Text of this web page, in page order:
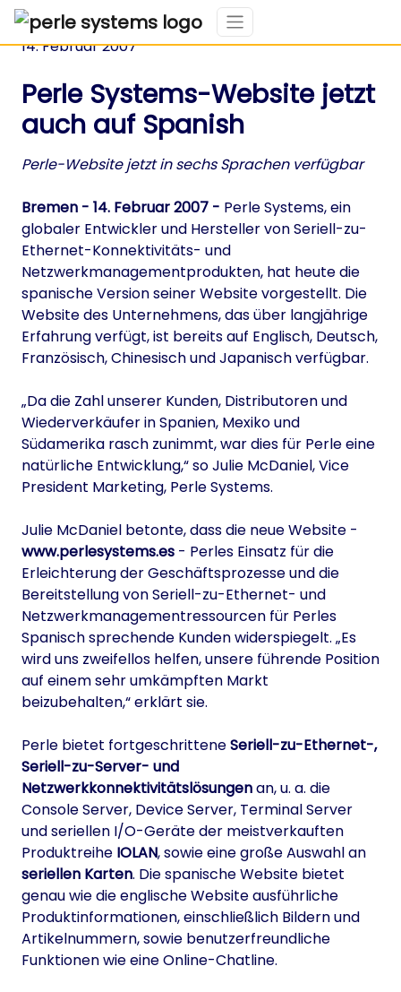
14. Februar 2007
Perle Systems-Website jetzt
auch auf Spanish
Perle-Website jetzt in sechs Sprachen verfügbar
Bremen - 14. Februar 2007 - Perle Systems, ein
globaler Entwickler und Hersteller von Seriell-zu-
Ethernet-Konnektivitäts- und
Netzwerkmanagementprodukten, hat heute die
spanische Version seiner Website vorgestellt. Die
Website des Unternehmens, das über langjährige
Erfahrung verfügt, ist bereits auf Englisch, Deutsch,
Französisch, Chinesisch und Japanisch verfügbar.
„Da die Zahl unserer Kunden, Distributoren und
Wiederverkäufer in Spanien, Mexiko und
Südamerika rasch zunimmt, war dies für Perle eine
natürliche Entwicklung,“ so Julie McDaniel, Vice
President Marketing, Perle Systems.
Julie McDaniel betonte, dass die neue Website -
www.perlesystems.es - Perles Einsatz für die
Erleichterung der Geschäftsprozesse und die
Bereitstellung von Seriell-zu-Ethernet- und
Netzwerkmanagementressourcen für Perles
Spanisch sprechende Kunden widerspiegelt. „Es
wird uns zweifellos helfen, unsere führende Position
auf einem sehr umkämpften Markt
beizubehalten,“ erklärt sie.
Perle bietet fortgeschritteneSeriell-zu-Ethernet-,
Seriell-zu-Server- und
Netzwerkkonnektivitätslösungenan, u. a. die
Console Server, Device Server, Terminal Server
und seriellen I/O-Geräte der meistverkauften
Produktreihe IOLAN, sowie eine große Auswahl an
seriellen Karten. Die spanische Website bietet
genau wie die englische Website ausführliche
Produktinformationen, einschließlich Bildern und
Artikelnummern, sowie benutzerfreundliche
Funktionen wie eine Online-Chatline.